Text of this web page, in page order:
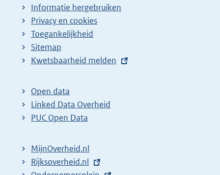
Informatie hergebruiken
Privacy en cookies
Toegankelijkheid
Sitemap
E
t
e
r
l
i
Kwetsbaarheid melden
Open data
Linked Data Overheid
PUC Open Data
MijnOverheid.nl
E
Rijksoverheid.nl